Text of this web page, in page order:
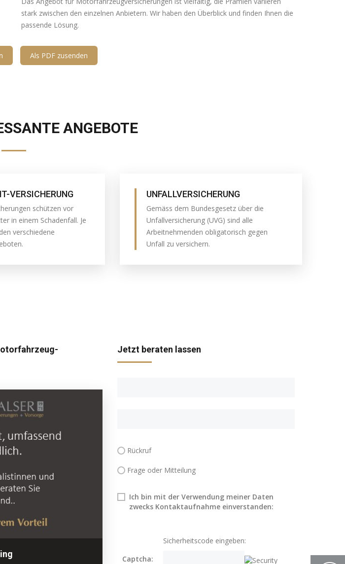
stark zwischen den einzelnen Anbietern. Wir haben den Überblick und finden Ihnen die
passende Lösung.
Als PDF zusenden
ANGEBOTE
VERSICHERUNG
schützen vor
in einem Schadenfall. Je
verschiedene
UNFALLVERSICHERUNG
Gemäss dem Bundesgesetz über die
Unfallversicherung (UVG) sind alle
Arbeitnehmenden obligatorisch gegen
Unfall zu versichern.
Jetzt beraten lassen
Rückruf
Frage oder Mitteilung
Ich bin mit der Verwendung meiner Daten
zwecks Kontaktaufnahme einverstanden:
Captcha:
Sicherheitscode eingeben: